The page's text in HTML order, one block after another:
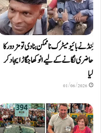
ٹِنڈ نے بائیومیٹرک ناممکن بنا دی تو مزدور کا
حاضری لگانے کے لیے انوکھا جگاڑ ایجاد کر
لیا
01/06/2026